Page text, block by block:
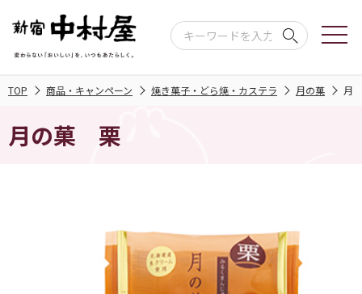
TOP 商品・キャンペーン 焼き菓子・どら焼・カステラ 月の菓 月
月の菓 栗